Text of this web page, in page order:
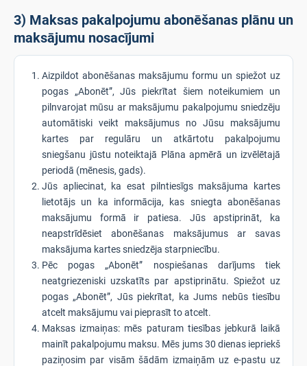
3) Maksas pakalpojumu abonēšanas plānu un
maksājumu nosacījumi
Aizpildot abonēšanas maksājumu formu un spiežot uz
pogas „Abonēt”, Jūs piekrītat šiem noteikumiem un
pilnvarojat mūsu ar maksājumu pakalpojumu sniedzēju
automātiski veikt maksājumus no Jūsu maksājumu
kartes par regulāru un atkārtotu pakalpojumu
sniegšanu jūstu noteiktajā Plāna apmērā un izvēlētajā
periodā (mēnesis, gads).
Jūs apliecinat, ka esat pilntiesīgs maksājuma kartes
lietotājs un ka informācija, kas sniegta abonēšanas
maksājumu formā ir patiesa. Jūs apstiprināt, ka
neapstrīdēsiet abonēšanas maksājumus ar savas
maksājuma kartes sniedzēja starpniecību.
Pēc pogas „Abonēt” nospiešanas darījums tiek
neatgriezeniski uzskatīts par apstiprinātu. Spiežot uz
pogas „Abonēt”, Jūs piekrītat, ka Jums nebūs tiesību
atcelt maksājumu vai pieprasīt to atcelt.
Maksas izmaiņas: mēs paturam tiesības jebkurā laikā
mainīt pakalpojumu maksu. Mēs jums 30 dienas iepriekš
paziņosim par visām šādām izmaiņām uz e-pastu uz